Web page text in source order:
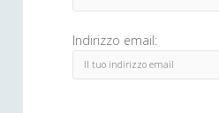
r
o
k
e
e
b
Indirizzo email: